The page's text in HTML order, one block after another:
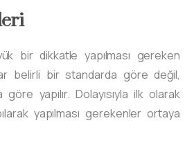
bir dikkatle yapılması gereken
belirli bir standarda göre değil,
yapılır. Dolayısıyla ilk olarak
yapılması gerekenler ortaya